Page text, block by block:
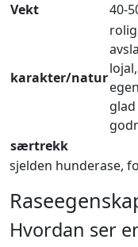
Vekt
40-
karakter/natur
lojal,
særtrekk
sjelden hunderase,
Hvordan ser